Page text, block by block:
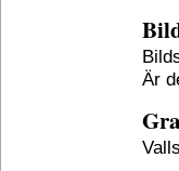
Är